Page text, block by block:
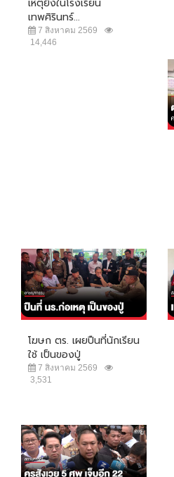
เทพศิรินทร์...
7 สิงหาคม 2569
14,446
โฆษก ตร. เผยปืนที่นักเรียน
ใช้ เป็นของปู่
7 สิงหาคม 2569
3,531